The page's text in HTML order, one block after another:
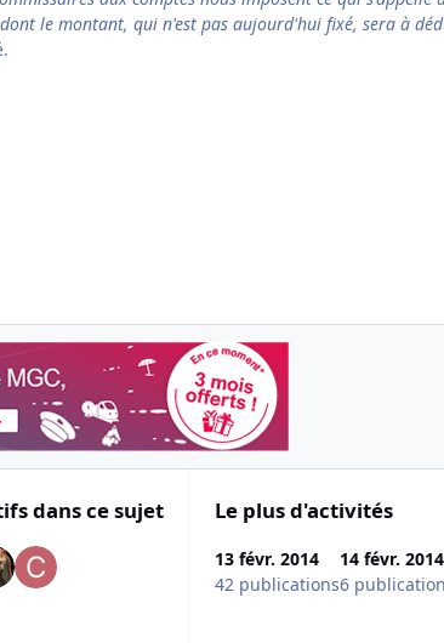
le montant, qui n'est pas aujourd'hui fixé, sera à
dans ce sujet Le plus d'activités
13 févr. 2014
42 publications
14 févr. 2014
6